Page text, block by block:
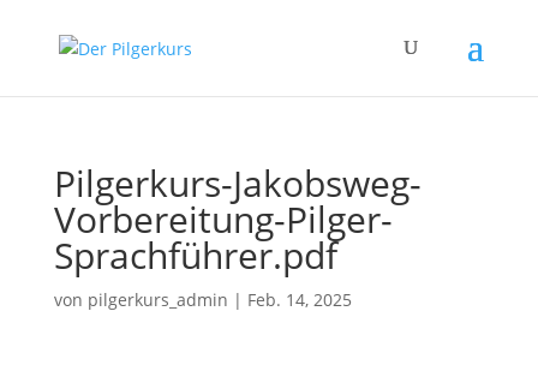
Pilgerkurs-Jakobsweg-
Vorbereitung-Pilger-
Sprachführer.pdf
von pilgerkurs_admin | Feb. 14, 2025